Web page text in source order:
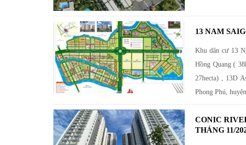
13 NAM
Khu dân cư 13
Hồng Quang (
27hecta) , 13D
Phong Phú,
CONIC
THÁNG 11/